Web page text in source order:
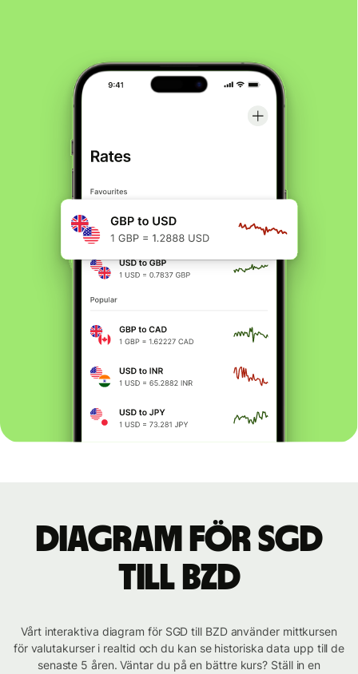
Diagram för SGD
till BZD
Vårt interaktiva diagram för SGD till BZD använder mittkursen
för valutakurser i realtid och du kan se historiska data upp till de
senaste 5 åren. Väntar du på en bättre kurs? Ställ in en